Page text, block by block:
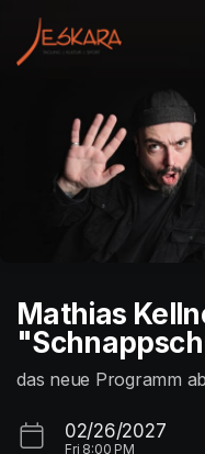
Skip header
Mathias
das neue Programm
02/26/2027
Fri 8:00 PM